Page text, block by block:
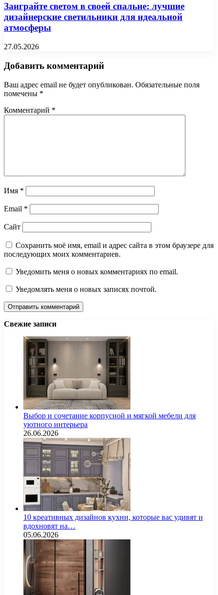
Заиграйте светом в своей спальне: лучшие
дизайнерские светильники для идеальной
атмосферы
27.05.2026
Добавить комментарий
Ваш адрес email не будет опубликован. Обязательные поля
помечены *
Комментарий *
Имя *
Email *
Сайт
Сохранить моё имя, email и адрес сайта в этом браузере для
последующих моих комментариев.
Уведомить меня о новых комментариях по email.
Уведомлять меня о новых записях почтой.
Свежие записи
Выбор и сочетание корпусной и мягкой мебели для
уютного интерьера
26.06.2026
10 креативных дизайнов кухни, которые вас удивят и
вдохновят на…
05.06.2026